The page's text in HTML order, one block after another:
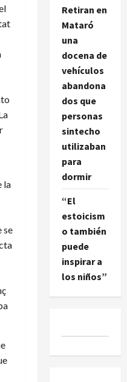
la
se
Retiran en
Mataró
una
docena de
vehículos
abandona
dos que
personas
sintecho
utilizaban
para
dormir
“El
estoicism
o también
puede
inspirar a
los niños”